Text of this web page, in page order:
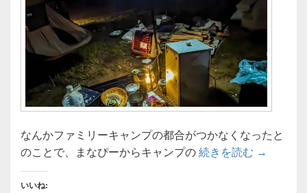
なんかファミリーキャンプの都合がつかなくなったと
のことで、まなぴーからキャンプの続きを読む 【キャン
→
いいね: